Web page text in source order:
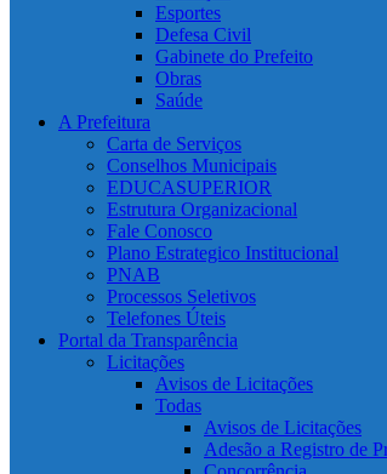
Esportes
Defesa Civil
Gabinete do Prefeito
Obras
Saúde
A Prefeitura
Carta de Serviços
Conselhos Municipais
EDUCASUPERIOR
Estrutura Organizacional
Fale Conosco
Plano Estrategico Institucional
PNAB
Processos Seletivos
Telefones Úteis
Portal da Transparência
Licitações
Avisos de Licitações
Todas
Avisos de Licitações
Adesão a Registro de